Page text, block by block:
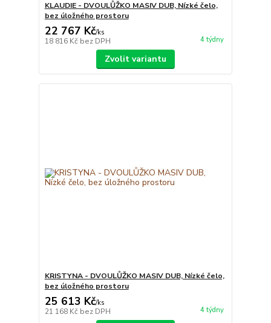
KLAUDIE - DVOULŮŽKO MASIV DUB, Nízké čelo,
bez úložného prostoru
22 767 Kč/ks
18 816 Kč bez DPH 4 týdny
Zvolit variantu
KRISTYNA - DVOULŮŽKO MASIV DUB, Nízké čelo,
bez úložného prostoru
25 613 Kč/ks
21 168 Kč bez DPH 4 týdny